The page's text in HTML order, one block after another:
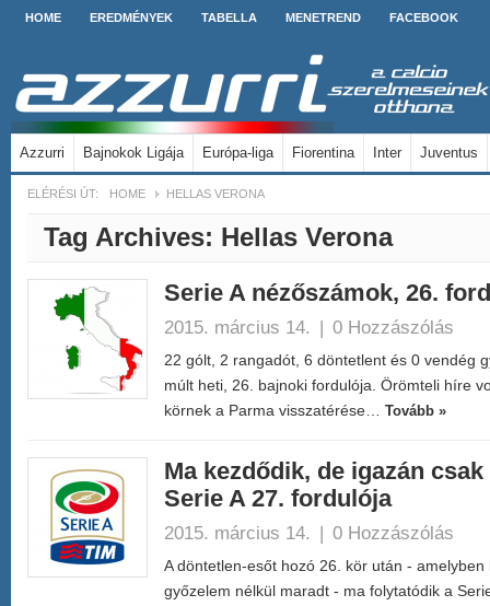
HOME EREDMÉNYEK TABELLA MENETREND FACEBOOK
Azzurri Bajnokok Ligája Európa-liga Fiorentina Inter Juventus
ELÉRÉSI ÚT: HOME HELLAS VERONA
Tag Archives: Hellas Verona
Serie A nézőszámok, 26.
2015. március 14. | 0 Hozzászólás
22 gólt, 2 rangadót, 6 döntetlent és 0 vendég
múlt heti, 26. bajnoki fordulója. Örömteli híre
körnek a Parma visszatérése… Tovább »
Ma kezdődik, de igazán
Serie A 27. fordulója
2015. március 14. | 0 Hozzászólás
A döntetlen-esőt hozó 26. kör után -
győzelem nélkül maradt - ma folytatódik a